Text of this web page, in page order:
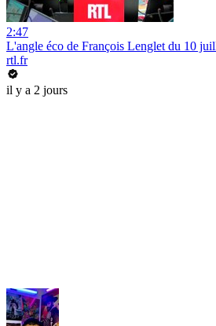
2:47
L'angle éco de François Lenglet du 10
rtl.fr
il y a 2 jours